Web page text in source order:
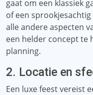
gaat om een ​​klassiek
of een
alle andere aspecten
een ​​helder concept te
planning.
2. Locatie en
Een luxe feest vereist